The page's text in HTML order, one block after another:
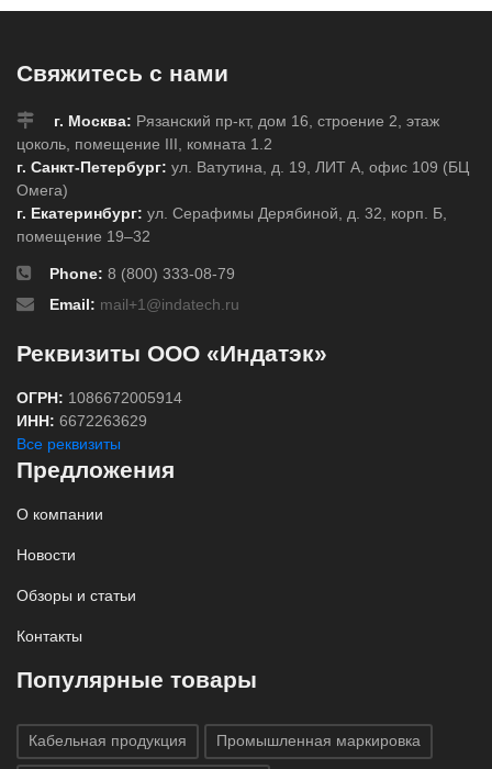
Свяжитесь с нами
г. Москва: Рязанский пр-кт, дом 16, строение 2, этаж
цоколь, помещение III, комната 1.2
г. Санкт-Петербург: ул. Ватутина, д. 19, ЛИТ А, офис 109 (БЦ
Омега)
г. Екатеринбург: ул. Серафимы Дерябиной, д. 32, корп. Б,
помещение 19–32
Phone: 8 (800) 333-08-79
Email: mail+1@indatech.ru
Реквизиты ООО «Индатэк»
ОГРН: 1086672005914
ИНН: 6672263629
Все реквизиты
Предложения
О компании
Новости
Обзоры и статьи
Контакты
Популярные товары
Кабельная продукция Промышленная маркировка